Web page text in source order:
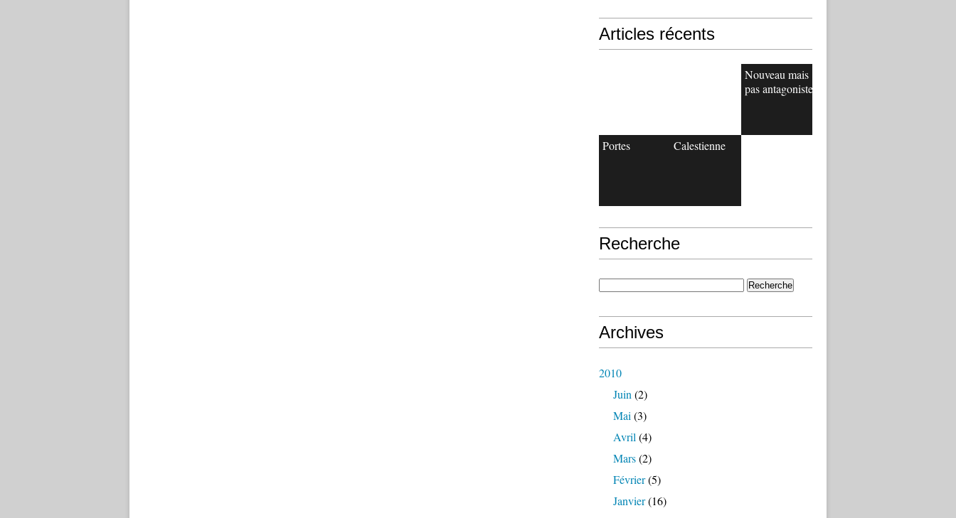
Articles récents
Nouveau mais
pas antagoniste
Portes Calestienne
Recherche
Archives
2010
Juin (2)
Mai (3)
Avril (4)
Mars(2)
Février(5)
Janvier(16)